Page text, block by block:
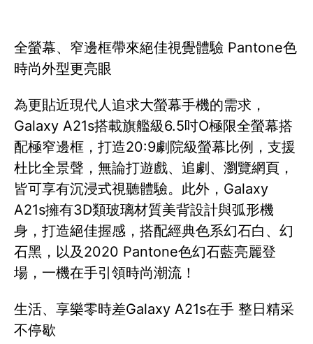
全螢幕、窄邊框帶來絕佳視覺體驗 Pantone色
時尚外型更亮眼
為更貼近現代人追求大螢幕手機的需求，
Galaxy A21s搭載旗艦級6.5吋O極限全螢幕搭
配極窄邊框，打造20:9劇院級螢幕比例，支援
杜比全景聲，無論打遊戲、追劇、瀏覽網頁，
皆可享有沉浸式視聽體驗。此外，Galaxy
A21s擁有3D類玻璃材質美背設計與弧形機
身，打造絕佳握感，搭配經典色系幻石白、幻
石黑，以及2020 Pantone色幻石藍亮麗登
場，一機在手引領時尚潮流！
生活、享樂零時差Galaxy A21s在手 整日精采
不停歇